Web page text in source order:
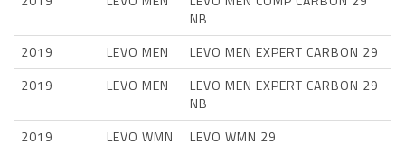
NB
2019
LEVO MEN
LEVO MEN EXPERT CARBON 29
2019
LEVO MEN
LEVO MEN EXPERT CARBON 29
NB
2019
LEVO WMN
LEVO WMN 29